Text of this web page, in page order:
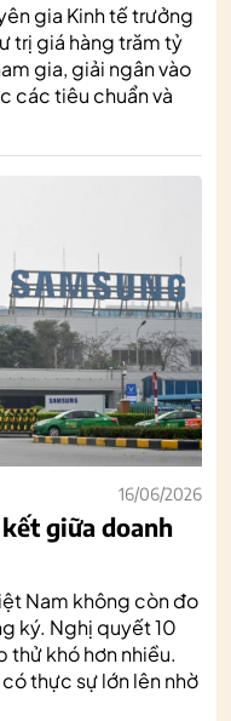
gia Kinh tế trưởng
trị giá hàng trăm tỷ
gia, giải ngân vào
các tiêu chuẩn và
16/06/2026
giữa doanh
Nam không còn đo
ký. Nghị quyết 10
thử khó hơn nhiều.
thực sự lớn lên nhờ